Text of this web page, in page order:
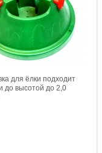
для ёлки подходит
до высотой до 2,0